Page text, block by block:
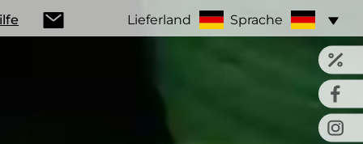
Lieferland Sprache